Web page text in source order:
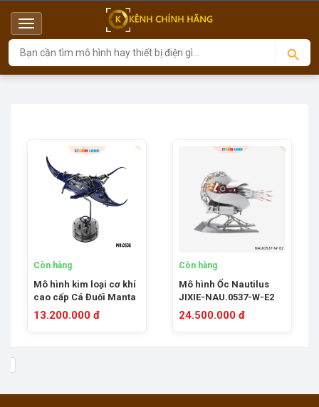
Menu
Top
Còn hàng
Mô hình kim loại cơ khí
cao cấp Cá Đuối Manta
JIXIE-MR.0536-B-E2
13.200.000 đ
Còn hàng
Mô hình Ốc Nautilus
JIXIE-NAU.0537-W-E2
(màu trắng)
24.500.000 đ